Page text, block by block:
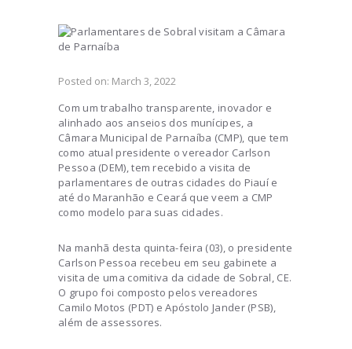
Posted on: March 3, 2022
Com um trabalho transparente, inovador e
alinhado aos anseios dos munícipes, a
Câmara Municipal de Parnaíba (CMP), que tem
como atual presidente o vereador Carlson
Pessoa (DEM), tem recebido a visita de
parlamentares de outras cidades do Piauí e
até do Maranhão e Ceará que veem a CMP
como modelo para suas cidades.
Na manhã desta quinta-feira (03), o presidente
Carlson Pessoa recebeu em seu gabinete a
visita de uma comitiva da cidade de Sobral, CE.
O grupo foi composto pelos vereadores
Camilo Motos (PDT) e Apóstolo Jander (PSB),
além de assessores.